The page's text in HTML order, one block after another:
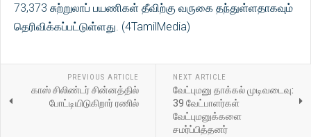
73,373 சுற்றுலாப் பயணிகள் தீவிற்கு வருகை தந்துள்ளதாகவும்
தெரிவிக்கப்பட்டுள்ளது. (4TamilMedia)
PREVIOUS ARTICLE
காஸ் சிலிண்டர் சின்னத்தில்
போட்டியிடுகிறார் ரணில்
NEXT ARTICLE
வேட்புமனு தாக்கல் முடிவடைவு:
39 வேட்பாளர்கள்
வேட்புமனுக்களை
சமர்ப்பித்தனர்